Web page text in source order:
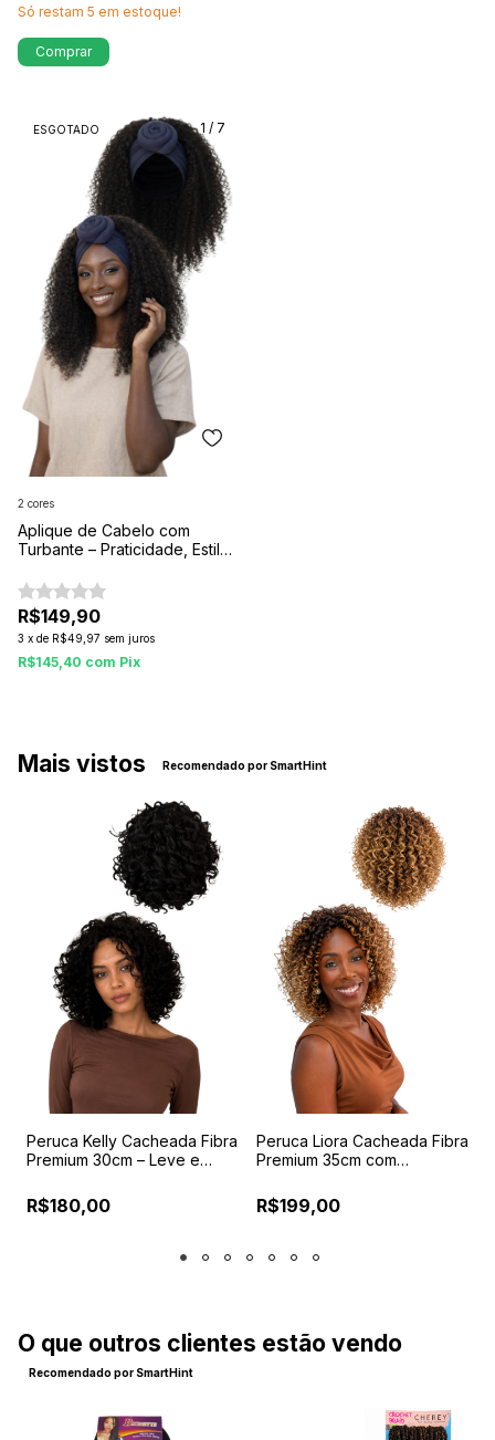
Só restam 5 em estoque!
Comprar
1 / 7
ESGOTADO
Aplique de Cabelo com
Turbante – Praticidade, Estilo
R$149,90
3 x de R$49,97 sem juros
R$145,40 com Pix
2 cores
Mais vistos Recomendado por SmartHint
Peruca Kelly Cacheada Fibra
Premium 30cm – Leve e
R$180,00
Peruca Liora Cacheada Fibra
Premium 35cm com
Internos
R$199,00
O que outros clientes estão vendo
Recomendado por SmartHint